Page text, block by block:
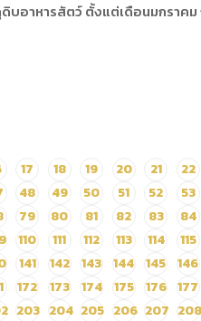
บอาหารสัตว์ ตั้งแต่เดือนมกรา
17 18 19 20 21 22
48 49 50 51 52 53
79 80 81 82 83 84
110 111 112 113 114 115
141 142 143 144 145 146
172 173 174 175 176 177
203 204 205 206 207 208